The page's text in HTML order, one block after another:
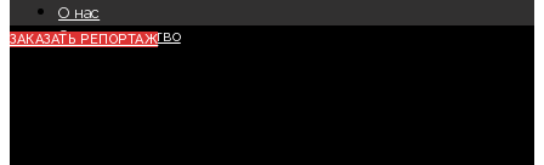
О нас
Сотрудничество
ЗАКАЗАТЬ РЕПОРТАЖ